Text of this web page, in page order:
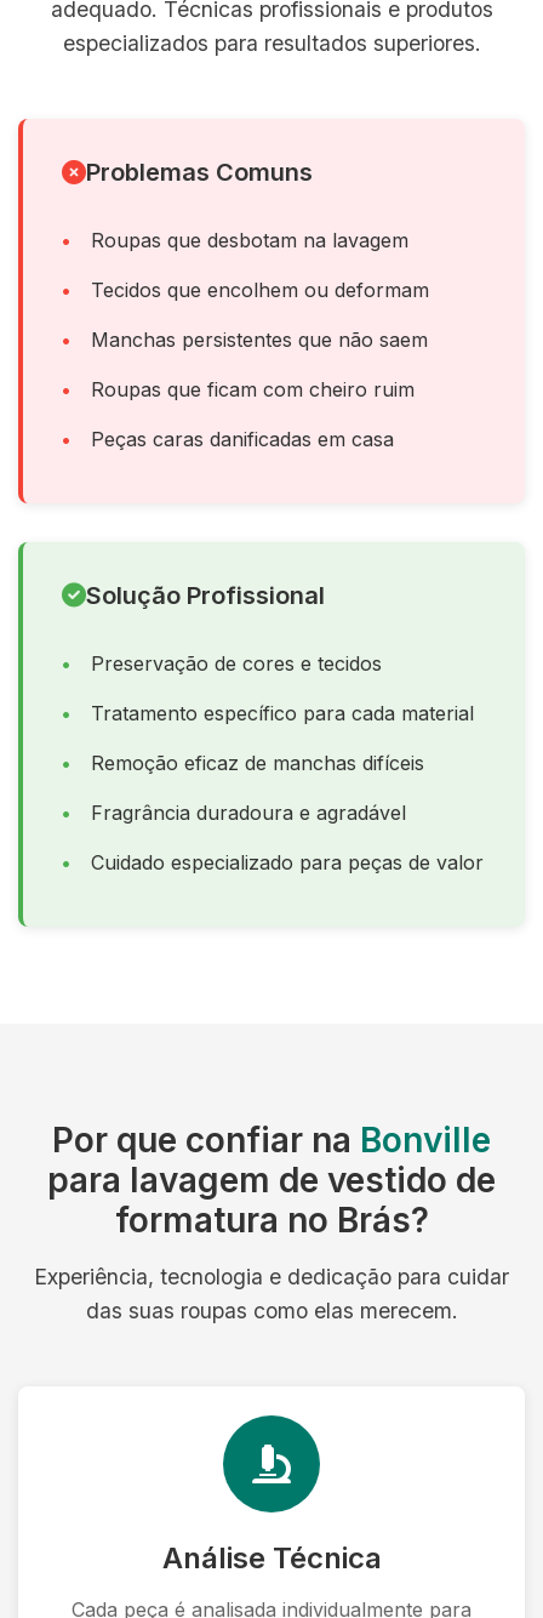
adequado. Técnicas profissionais e produtos
especializados para resultados superiores.
Problemas Comuns
Roupas que desbotam na lavagem
Tecidos que encolhem ou deformam
Manchas persistentes que não saem
Roupas que ficam com cheiro ruim
Peças caras danificadas em casa
Solução Profissional
Preservação de cores e tecidos
Tratamento específico para cada material
Remoção eficaz de manchas difíceis
Fragrância duradoura e agradável
Cuidado especializado para peças de valor
Por que confiar na Bonville
para lavagem de vestido de
formatura no Brás?
Experiência, tecnologia e dedicação para cuidar
das suas roupas como elas merecem.
Análise Técnica
Cada peça é analisada individualmente para